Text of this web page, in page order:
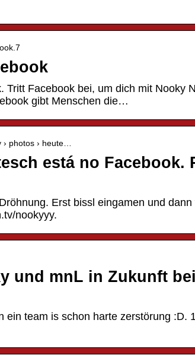
Tritt Facebook bei, um dich mit Nooky
gibt Menschen die…
› photos › heute…
está no Facebook.
Erst bissl eingamen und
nookyyy.
und mnL in Zukunft
ein team is schon harte zerstörung :D.